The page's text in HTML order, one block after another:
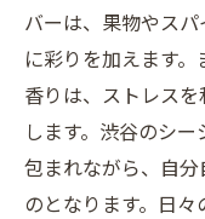
バーは、果物やス
に彩りを加えます
香りは、ストレス
します。渋谷のシ
包まれながら、自
のとなります。日